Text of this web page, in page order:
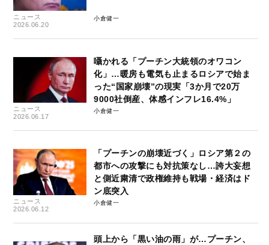
ニュース
2026.06.20
小倉健一
ニュース
2026.06.17
囁かれる「プーチン大統領のオワコン
化」…暖房も電気も止まるロシアで始ま
った“国家崩壊”の現実「3か月で20万
9000社倒産、体感インフレ16.4%」
小倉健一
ニュース
2026.06.12
「プーチンの崩壊近づく」ロシア第２の
都市への攻撃にも対抗策なし…誇大妄想
と側近粛清で政権維持も戦場・経済はド
ン底突入
小倉健一
頭上から「黒い油の雨」が…プーチン、